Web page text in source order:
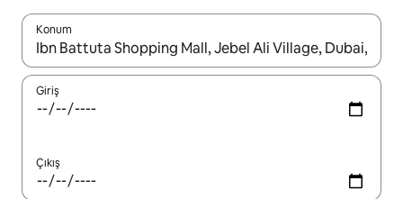
Konum
Sonuçlar kullanılabilir olduğunda yukarı ve aşağı oklarıyla
Giriş
Çıkış